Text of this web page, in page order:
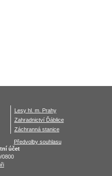
Lesy hl. m. Prahy
Zahradnictví Ďáblice
Záchranná stanice
Předvolby souhlasu
účet
0800